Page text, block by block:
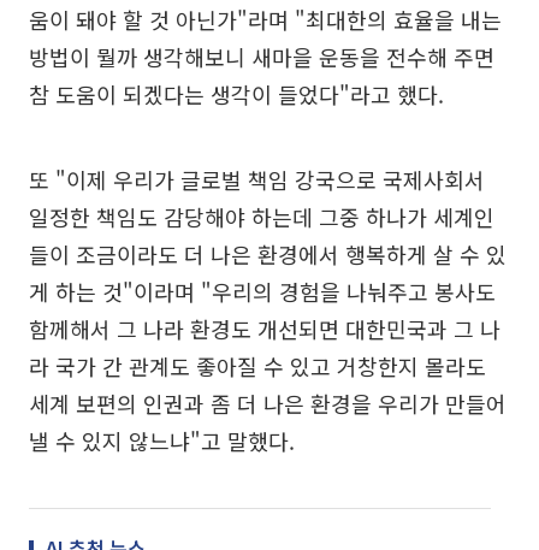
움이 돼야 할 것 아닌가"라며 "최대한의 효율을 내는
방법이 뭘까 생각해보니 새마을 운동을 전수해 주면
참 도움이 되겠다는 생각이 들었다"라고 했다.
또 "이제 우리가 글로벌 책임 강국으로 국제사회서
일정한 책임도 감당해야 하는데 그중 하나가 세계인
들이 조금이라도 더 나은 환경에서 행복하게 살 수 있
게 하는 것"이라며 "우리의 경험을 나눠주고 봉사도
함께해서 그 나라 환경도 개선되면 대한민국과 그 나
라 국가 간 관계도 좋아질 수 있고 거창한지 몰라도
세계 보편의 인권과 좀 더 나은 환경을 우리가 만들어
낼 수 있지 않느냐"고 말했다.